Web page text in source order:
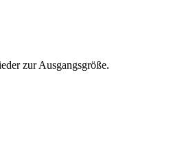
zur Ausgangsgröße.